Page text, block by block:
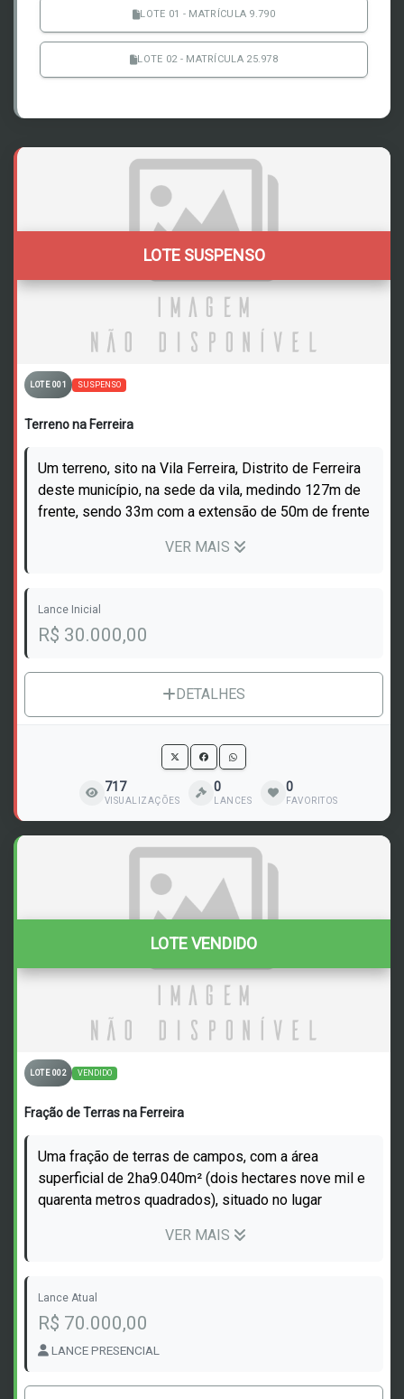
LOTE 01 - MATRÍCULA 9.790
LOTE 02 - MATRÍCULA 25.978
LOTE SUSPENSO
LOTE 001 SUSPENSO
Terreno na Ferreira
Um terreno, sito na Vila Ferreira, Distrito de Ferreira
deste município, na sede da vila, medindo 127m de
frente, sendo 33m com a extensão de 50m de frente
VER MAIS
Lance Inicial
R$ 30.000,00
DETALHES
717
VISUALIZAÇÕES
0
LANCES
0
FAVORITOS
LOTE VENDIDO
LOTE 002 VENDIDO
Fração de Terras na Ferreira
Uma fração de terras de campos, com a área
superficial de 2ha9.040m² (dois hectares nove mil e
quarenta metros quadrados), situado no lugar
VER MAIS
Lance Atual
R$ 70.000,00
LANCE PRESENCIAL